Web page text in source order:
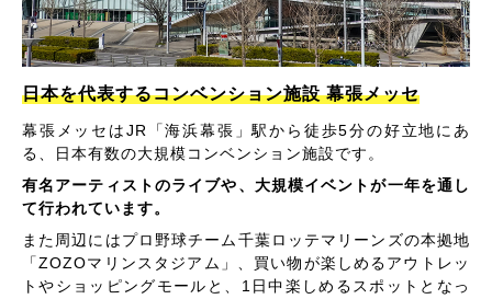
日本を代表するコンベンション施設 幕張メッセ
幕張メッセはJR「海浜幕張」駅から徒歩5分の好立地にあ
る、日本有数の大規模コンベンション施設です。
有名アーティストのライブや、大規模イベントが一年を通し
て行われています。
また周辺にはプロ野球チーム千葉ロッテマリーンズの本拠地
「ZOZOマリンスタジアム」、買い物が楽しめるアウトレッ
トやショッピングモールと、1日中楽しめるスポットとなっ